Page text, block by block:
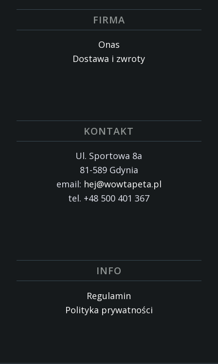
FIRMA
Onas
Dostawa i zwroty
KONTAKT
Ul. Sportowa 8a
81-589 Gdynia
email: hej@wowtapeta.pl
tel. +48 500 401 367
INFO
Regulamin
Polityka prywatności